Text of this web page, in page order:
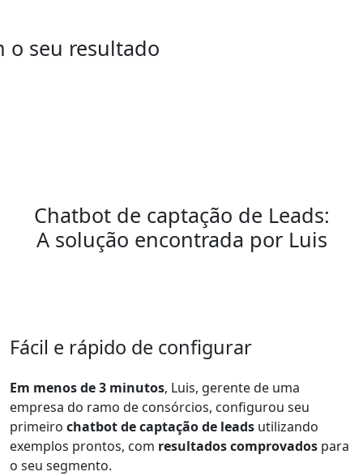
o seu resultado
Chatbot de captação de Leads:
A solução encontrada por Luis
Fácil e rápido de configurar
Em menos de 3 minutos, Luis, gerente de uma
empresa do ramo de consórcios, configurou seu
primeiro chatbot de captação de leads utilizando
exemplos prontos, com resultados comprovados para
o seu segmento.